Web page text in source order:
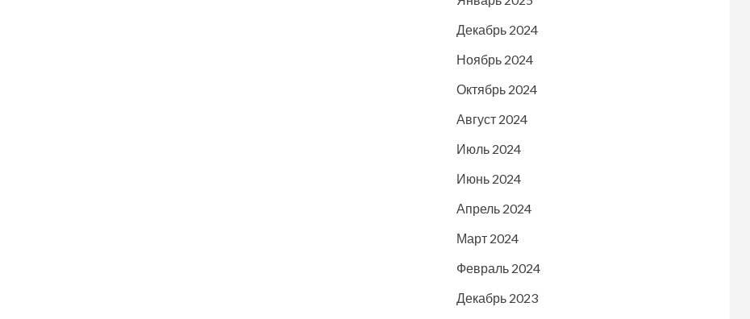
Декабрь 2024
Ноябрь 2024
Октябрь 2024
Август 2024
Июль 2024
Июнь 2024
Апрель 2024
Март 2024
Февраль 2024
Декабрь 2023